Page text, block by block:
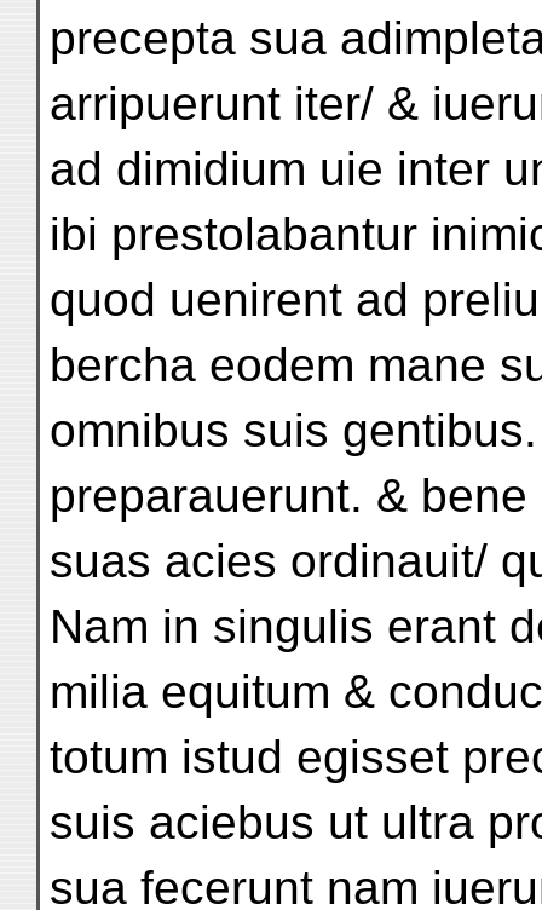
precepta sua
arripuerunt iter/ &
ad dimidium uie inter
ibi prestolabantur
quod uenirent ad
bercha eodem mane
omnibus suis
preparauerunt. &
suas acies ordinauit/
Nam in singulis erant
milia equitum &
totum istud egisset
suis aciebus ut ultra
sua fecerunt nam